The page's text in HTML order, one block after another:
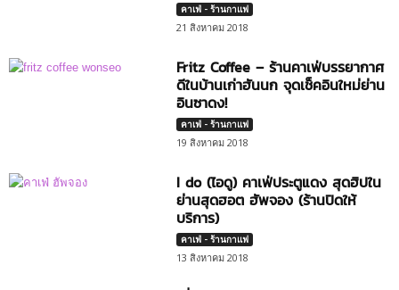
คาเฟ่ - ร้านกาแฟ
21 สิงหาคม 2018
Fritz Coffee – ร้านคาเฟ่บรรยากาศ
ดีในบ้านเก่าฮันนก จุดเช็คอินใหม่ย่าน
อินซาดง!
คาเฟ่ - ร้านกาแฟ
19 สิงหาคม 2018
I do (ไอดู) คาเฟ่ประตูแดง สุดฮิปใน
ย่านสุดฮอต ฮัพจอง (ร้านปิดให้
บริการ)
คาเฟ่ - ร้านกาแฟ
13 สิงหาคม 2018